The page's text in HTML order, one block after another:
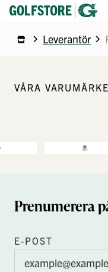
Leverantör
VÅRA
Prenumerera
E-POST